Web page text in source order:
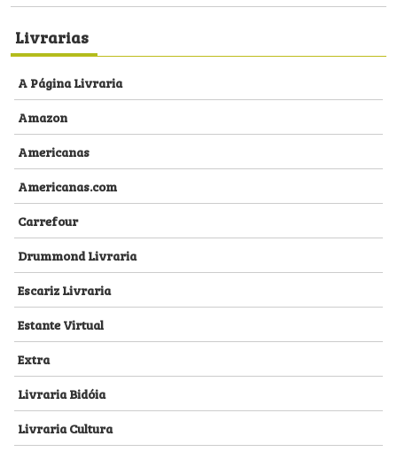
Livrarias
A Página Livraria
Amazon
Americanas
Americanas.com
Carrefour
Drummond Livraria
Escariz Livraria
Estante Virtual
Extra
Livraria Bidóia
Livraria Cultura